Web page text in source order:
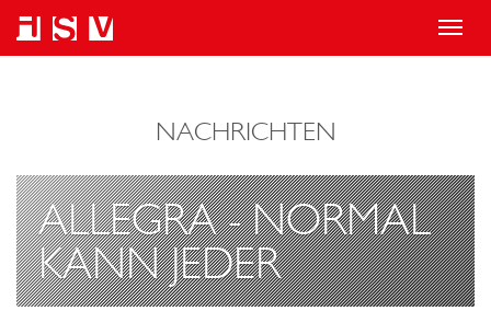
T
e
n
a
v
NACHRICHTEN
ALLEGRA - NORMAL
KANN JEDER